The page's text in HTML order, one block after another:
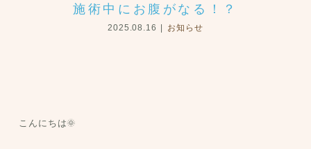
施術中にお腹がなる！？
2025.08.16 お知らせ
こんにちは🌞